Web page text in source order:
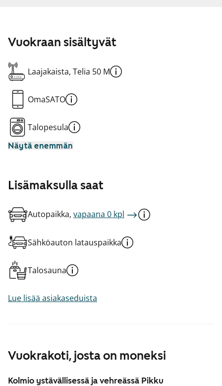
Vuokrakoti, josta on moneksi
Kolmio ystävällisessä ja vehreässä Pikku
Vuokraan sisältyvät
Laajakaista, Telia 50 M
OmaSATO
Talopesula
Näytä enemmän
Lisämaksulla saat
Autopaikka, vapaana 0 kpl
Sähköauton latauspaikka
Talosauna
Lue lisää asiakaseduista